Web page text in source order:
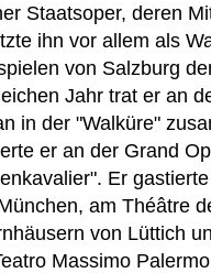
Staatsoper, deren
ihn vor allem als
von Salzburg
Jahr trat er an
in der "Walküre"
er an der Grand
Er
am Théâtre
von Lüttich
Massimo